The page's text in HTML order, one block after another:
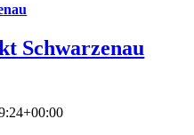
Schwarzenau